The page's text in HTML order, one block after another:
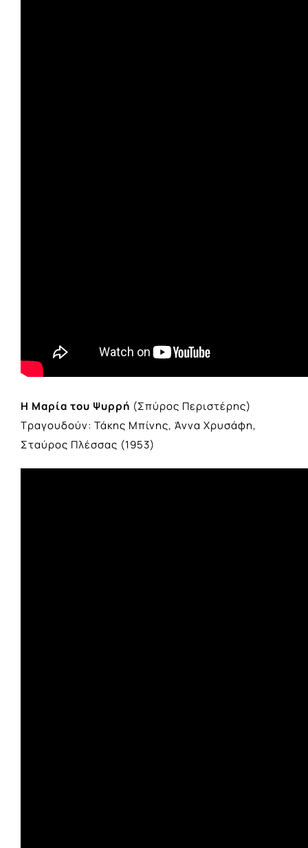
Η Μαρία του Ψυρρή (Σπύρος Περιστέρης)
Τραγουδούν: Τάκης Μπίνης, Άννα Χρυσάφη,
Σταύρος Πλέσσας (1953)